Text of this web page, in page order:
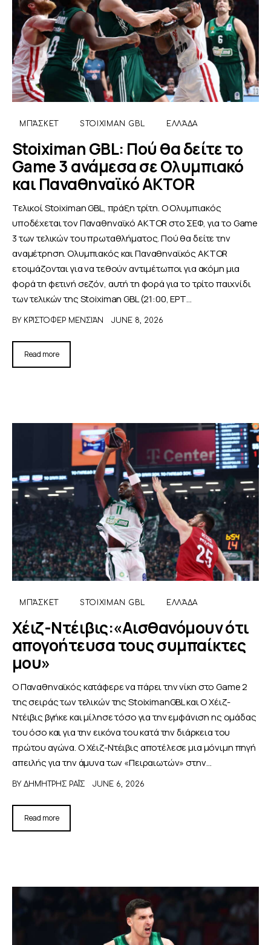
ΜΠΆΣΚΕΤ STOIXIMAN GBL ΕΛΛΆΔΑ
Stoiximan GBL: Πού θα δείτε το
Game 3 ανάμεσα σε Ολυμπιακό
και Παναθηναϊκό AKTOR
Τελικοί Stoiximan GBL, πράξη τρίτη. Ο Ολυμπιακός
υποδέχεται τον Παναθηναϊκό AKTOR στο ΣΕΦ, για το Game
3 των τελικών του πρωταθλήματος. Πού θα δείτε την
αναμέτρηση. Ολυμπιακός και Παναθηναϊκός AKTOR
ετοιμάζονται για να τεθούν αντιμέτωποι για ακόμη μια
φορά τη φετινή σεζόν, αυτή τη φορά για το τρίτο παιχνίδι
των τελικών της Stoiximan GBL (21:00, ΕΡΤ…
BY ΚΡΊΣΤΟΦΕΡ ΜΕΝΣΙΆΝ JUNE 8, 2026
Read more
ΜΠΆΣΚΕΤ STOIXIMAN GBL ΕΛΛΆΔΑ
Χέιζ-Ντέιβις:«Αισθανόμουν ότι
απογοήτευσα τους συμπαίκτες
μου»
Ο Παναθηναϊκός κατάφερε να πάρει την νίκη στο Game 2
της σειράς των τελικών της StoiximanGBL και Ο Χέιζ-
Ντέιβις βγήκε και μίλησε τόσο για την εμφάνιση ης ομάδας
του όσο και για την εικόνα του κατά την διάρκεια του
πρώτου αγώνα. Ο Χέιζ-Ντέιβις αποτέλεσε μια μόνιμη πηγή
απειλής για την άμυνα των «Πειραιωτών» στην…
BY ΔΗΜΉΤΡΗΣ ΡΑΪ́Σ JUNE 6, 2026
Read more